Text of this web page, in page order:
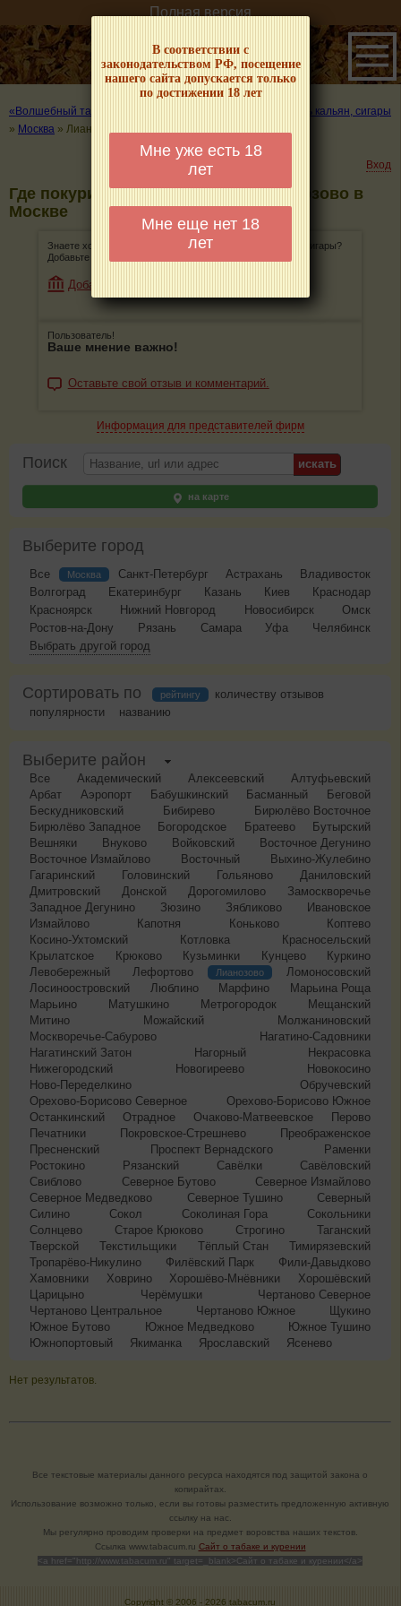
В соответствии с
законодательством РФ, посещение
нашего сайта допускается только
по достижении 18 лет
Мне уже есть 18
лет
Мне еще нет 18
лет
Полная версия
«Волшебный табачок» – о табаке и курении
Где покурить кальян, сигары
» Москва » Лианозово
Вход
Где покурить кальян, сигары в Лианозово в
Москве
Знаете хорошее место, где можно покурить кальян или сигары?
Добавьте его, поделитесь информацией с остальными!
Добавить магазин
Пользователь!
Ваше мнение важно!
Оставьте свой отзыв и комментарий.
Информация для представителей фирм
Поиск
на карте
Выберите город
Все Москва Санкт-Петербург Астрахань
Владивосток
Волгоград
Екатеринбург Казань Киев
Краснодар
Красноярск
Нижний Новгород Новосибирск
Омск
Ростов-на-Дону
Рязань Самара Уфа
Челябинск
Выбрать другой город
Сортировать по рейтингу
количеству отзывов
популярности
названию
Выберите район
Все Академический Алексеевский
Алтуфьевский
Арбат
Аэропорт Бабушкинский Басманный
Беговой
Бескудниковский
Бибирево
Бирюлёво Восточное
Бирюлёво Западное
Богородское Братеево
Бутырский
Вешняки
Внуково Войковский
Восточное Дегунино
Восточное Измайлово
Восточный
Выхино-Жулебино
Гагаринский
Головинский Гольяново
Даниловский
Дмитровский
Донской Дорогомилово
Замоскворечье
Западное Дегунино
Зюзино Зябликово
Ивановское
Измайлово
Капотня Коньково
Коптево
Косино-Ухтомский
Котловка
Красносельский
Крылатское
Крюково Кузьминки Кунцево
Куркино
Левобережный
Лефортово Лианозово
Ломоносовский
Лосиноостровский
Люблино Марфино
Марьина Роща
Марьино
Матушкино Метрогородок
Мещанский
Митино
Можайский
Молжаниновский
Москворечье-Сабурово
Нагатино-Садовники
Нагатинский Затон
Нагорный
Некрасовка
Нижегородский
Новогиреево
Новокосино
Ново-Переделкино
Обручевский
Орехово-Борисово Северное
Орехово-Борисово Южное
Останкинский
Отрадное Очаково-Матвеевское
Перово
Печатники
Покровское-Стрешнево
Преображенское
Пресненский
Проспект Вернадского
Раменки
Ростокино
Рязанский Савёлки
Савёловский
Свиблово
Северное Бутово
Северное Измайлово
Северное Медведково
Северное Тушино
Северный
Силино
Сокол Соколиная Гора
Сокольники
Солнцево
Старое Крюково Строгино
Таганский
Тверской
Текстильщики Тёплый Стан
Тимирязевский
Тропарёво-Никулино
Филёвский Парк
Фили-Давыдково
Хамовники
Ховрино Хорошёво-Мнёвники
Хорошёвский
Царицыно
Черёмушки
Чертаново Северное
Чертаново Центральное
Чертаново Южное
Щукино
Южное Бутово
Южное Медведково
Южное Тушино
Южнопортовый
Якиманка Ярославский Ясенево
Нет результатов.
Все текстовые материалы данного ресурса находятся под защитой закона о
копирайтах.
Использование возможно только, если вы готовы разместить предложенную активную
ссылку на нас.
Мы регулярно проводим проверки на предмет воровства наших текстов.
Cсылка www.tabacum.ru Сайт о табаке и курении
<a href="http://www.tabacum.ru" target=_blank>Сайт о табаке и курении</a>
Copyright © 2006 - 2026 tabacum.ru